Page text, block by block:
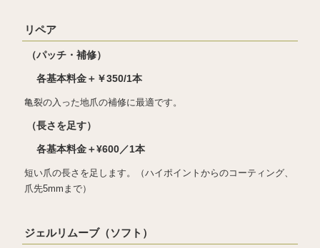
リペア
（パッチ・補修）
各基本料金＋￥350/1本
亀裂の入った地爪の補修に最適です。
（長さを足す）
各基本料金＋¥600／1本
短い爪の長さを足します。（ハイポイントからのコーティング、
爪先5mmまで）
ジェルリムーブ（ソフト）